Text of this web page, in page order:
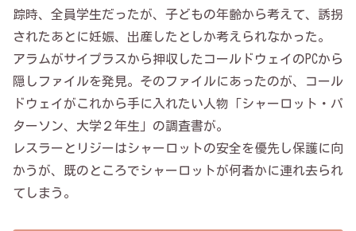
踪時、全員学生だったが、子どもの年齢から考えて、誘拐
されたあとに妊娠、出産したとしか考えられなかった。
アラムがサイプラスから押収したコールドウェイのPCから
隠しファイルを発見。そのファイルにあったのが、コール
ドウェイがこれから手に入れたい人物「シャーロット・パ
ターソン、大学２年生」の調査書が。
レスラーとリジーはシャーロットの安全を優先し保護に向
かうが、既のところでシャーロットが何者かに連れ去られ
てしまう。